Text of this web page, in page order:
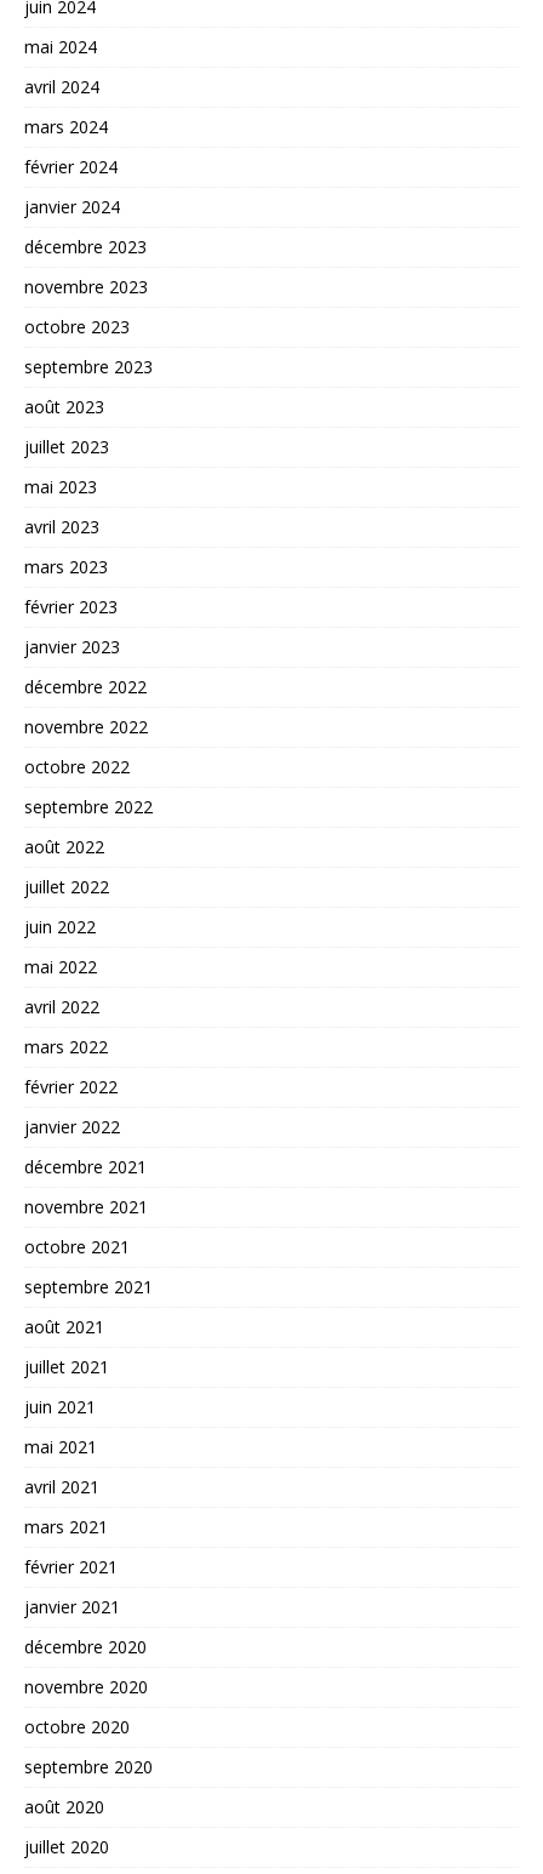
juin 2024
mai 2024
avril 2024
mars 2024
février 2024
janvier 2024
décembre 2023
novembre 2023
octobre 2023
septembre 2023
août 2023
juillet 2023
mai 2023
avril 2023
mars 2023
février 2023
janvier 2023
décembre 2022
novembre 2022
octobre 2022
septembre 2022
août 2022
juillet 2022
juin 2022
mai 2022
avril 2022
mars 2022
février 2022
janvier 2022
décembre 2021
novembre 2021
octobre 2021
septembre 2021
août 2021
juillet 2021
juin 2021
mai 2021
avril 2021
mars 2021
février 2021
janvier 2021
décembre 2020
novembre 2020
octobre 2020
septembre 2020
août 2020
juillet 2020